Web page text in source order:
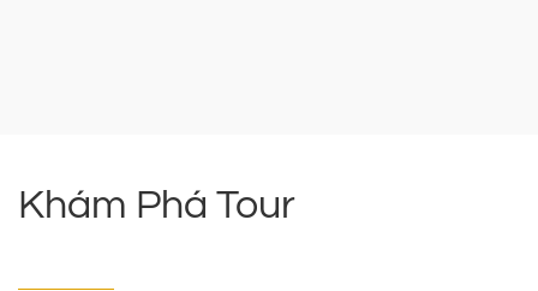
Khám Phá Tour